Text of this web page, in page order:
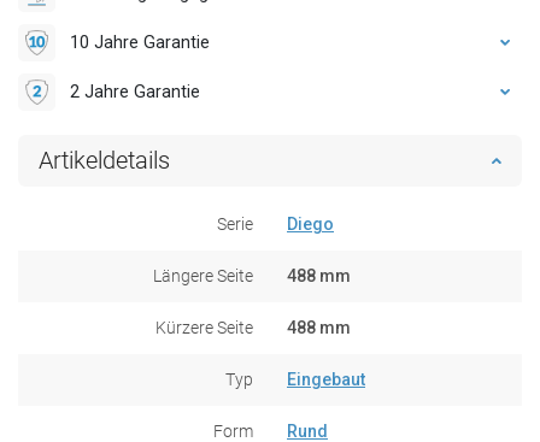
10 Jahre Garantie
2 Jahre Garantie
Artikeldetails
Serie Diego
Längere Seite 488 mm
Kürzere Seite 488 mm
Typ Eingebaut
Form Rund